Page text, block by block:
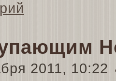
2011, 10:22